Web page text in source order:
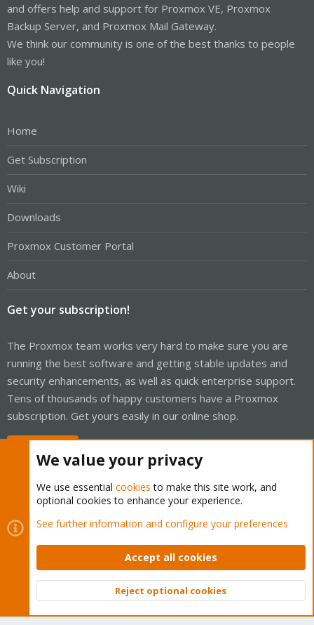
and offers help and support for Proxmox VE, Proxmox
Backup Server, and Proxmox Mail Gateway.
We think our community is one of the best thanks to people
like you!
Quick Navigation
Home
Get Subscription
Wiki
Downloads
Proxmox Customer Portal
About
Get your subscription!
The Proxmox team works very hard to make sure you are
running the best software and getting stable updates and
security enhancements, as well as quick enterprise support.
Tens of thousands of happy customers have a Proxmox
subscription. Get yours easily in our online shop.
Cookies
Proxmox Support Forum - Light Mode
Contact us
Terms and rules Privacy policy Help Home
Community platform by XenForo © 2010-2026 XenForo Ltd.
Top
We value your privacy
We use essential cookies to make this site work, and
optional cookies to enhance your experience.
See further information and configure your preferences
Accept all cookies
Reject optional cookies